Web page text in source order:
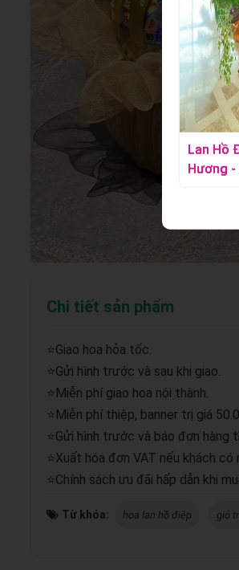
Chi tiết sản phẩm
⭐Giao hoa hỏa tốc.
⭐Gửi hình trước và sau khi giao.
⭐Miễn phí giao hoa nội thành.
⭐Miễn phí thiệp, banner trị giá
⭐Gửi hình trước và báo đơn hàng
⭐Xuất hóa đơn VAT nếu khách có
⭐Chính sách ưu đãi hấp dẫn khi
Từ khóa: hoa lan hồ điệp giỏ
Lan Hồ Điệp Huyền Ngọc
Lan Hồ
Hương -